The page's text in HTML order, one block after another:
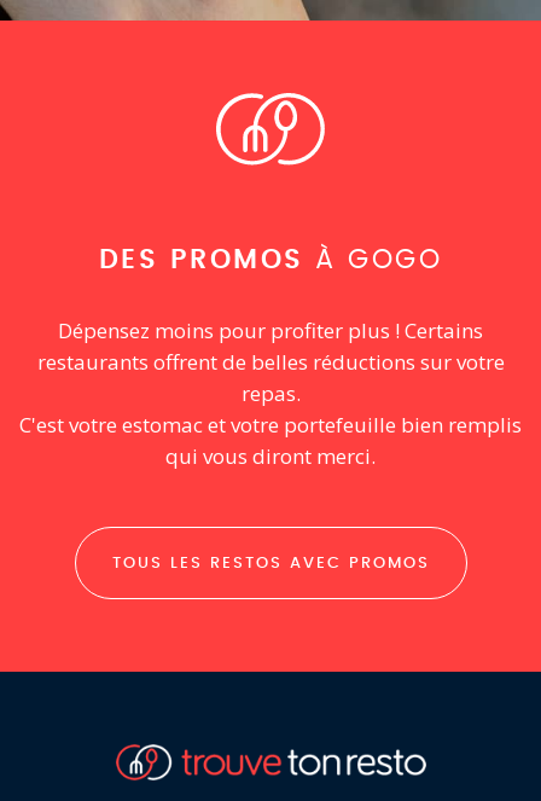
DES PROMOS À GOGO
Dépensez moins pour profiter plus ! Certains
restaurants offrent de belles réductions sur votre
repas.
C'est votre estomac et votre portefeuille bien remplis
qui vous diront merci.
TOUS LES RESTOS AVEC PROMOS